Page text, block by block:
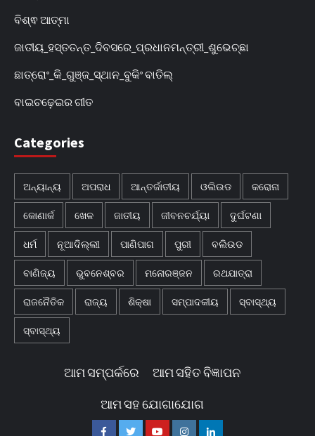
ବିଶ୍ଵ ଆତ୍ମା
ଜାତୀୟ_ହସ୍ତତନ୍ତ_ଦିବସରେ_ପ୍ରଧାନମନ୍ତ୍ରୀ_ଶୁଭେଚ୍ଛା
ଛାତ୍ରୋଂ_କି_ଗୁଞ୍ଜ_ସ୍ଥାନ_ବୁକିଂ ବାତିଲ୍
ବାଇଚଢ଼େଇର ଗୀତ
Categories
ଅନ୍ୟାନ୍ୟ ଅପରାଧ ଆନ୍ତର୍ଜାତୀୟ ଓଲିଉଡ କରୋନା
କୋଣାର୍କ ଖେଳ ଜାତୀୟ ଜୀବନଚର୍ଯ୍ୟା ଦୁର୍ଘଟଣା
ଧର୍ମ ନୂଆଦିଲ୍ଲୀ ପାଣିପାଗ ପୁରୀ ବଲିଉଡ
ବାଣିଜ୍ୟ ଭୁବନେଶ୍ବର ମନୋରଞ୍ଜନ ରଥଯାତ୍ରା
ରାଜନୈତିକ ରାଜ୍ୟ ଶିକ୍ଷା ସମ୍ପାଦକୀୟ ସ୍ବାସ୍ଥ୍ୟ
ସ୍ବାସ୍ଥ୍ୟ
ଆମ ସମ୍ପର୍କରେ ଆମ ସହିତ ବିଜ୍ଞାପନ
ଆମ ସହ ଯୋଗାଯୋଗ